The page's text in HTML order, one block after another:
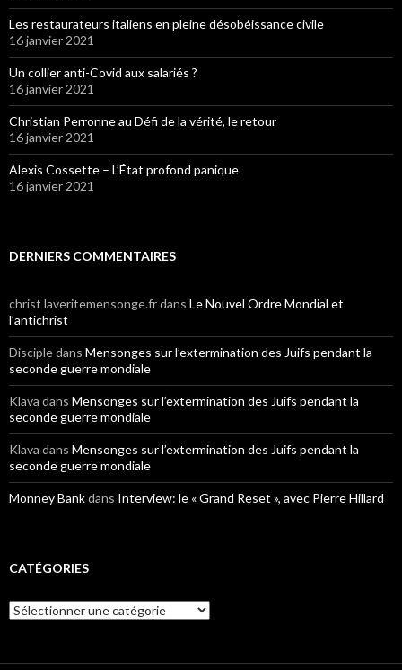
Les restaurateurs italiens en pleine désobéissance civile
16 janvier 2021
Un collier anti-Covid aux salariés ?
16 janvier 2021
Christian Perronne au Défi de la vérité, le retour
16 janvier 2021
Alexis Cossette – L’État profond panique
16 janvier 2021
DERNIERS COMMENTAIRES
christ laveritemensonge.frdans Le Nouvel Ordre Mondial et
l’antichrist
Discipledans Mensonges sur l’extermination des Juifs pendant la
seconde guerre mondiale
Klava dans Mensonges sur l’extermination des Juifs pendant la
seconde guerre mondiale
Klava dans Mensonges sur l’extermination des Juifs pendant la
seconde guerre mondiale
Monney Bankdans Interview: le « Grand Reset », avec Pierre Hillard
CATÉGORIES
Catégories